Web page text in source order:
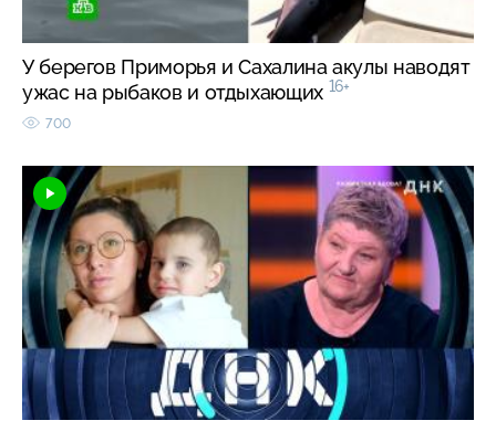
У берегов Приморья и Сахалина акулы наводят
ужас на рыбаков и отдыхающих 16+
700